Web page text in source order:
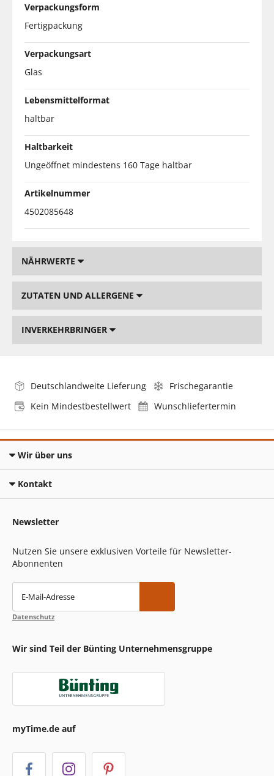
Verpackungsform
Fertigpackung
Verpackungsart
Glas
Lebensmittelformat
haltbar
Haltbarkeit
Ungeöffnet mindestens 160 Tage haltbar
Artikelnummer
4502085648
NÄHRWERTE
ZUTATEN UND ALLERGENE
INVERKEHRBRINGER
Deutschlandweite Lieferung
Frischegarantie
Kein Mindestbestellwert
Wunschliefertermin
Wir über uns
Kontakt
Newsletter
Nutzen Sie unsere exklusiven Vorteile für Newsletter-
Abonnenten
E-Mail-Adresse
Datenschutz
Wir sind Teil der Bünting Unternehmensgruppe
myTime.de auf